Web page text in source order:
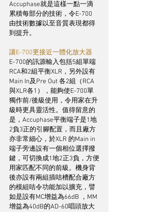
Accuphase就是這樣一點一滴
累積每部分的技術，令E-700
由技術數據以至音質表現都得
到提升。
讓E-700更接近一體化放大器
E-700的訊源輸入包括5組單端
RCA和2組平衡XLR，另外設有
Main In及Pre Out 各2組（RCA
與XLR各1），能夠使E-700單
獨作前/後級使用，令用家在升
級時更具靈活性。值得留意的
是，Accuphase平衡端子是1地
2負3正的引腳配置，而且廠方
亦非常細心，於XLR 的Main in
端子旁邊設有一個相位選擇撥
鍵，可切換成1地2正3負，方便
用家匹配不同的前級。機身背
後亦設有兩組插咭槽配合廠方
的模組咭令功能加以擴充，譬
如是設有MC增益為66dB ，MM
增益為40dB的AD-60唱頭放大